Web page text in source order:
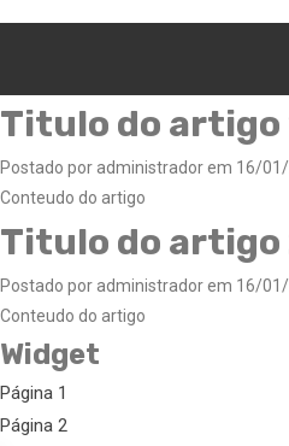
Titulo do artigo
Postado por administrador em 16/
Conteudo do artigo
Titulo do artigo
Postado por administrador em 16/
Conteudo do artigo
Widget
Página 1
Página 2